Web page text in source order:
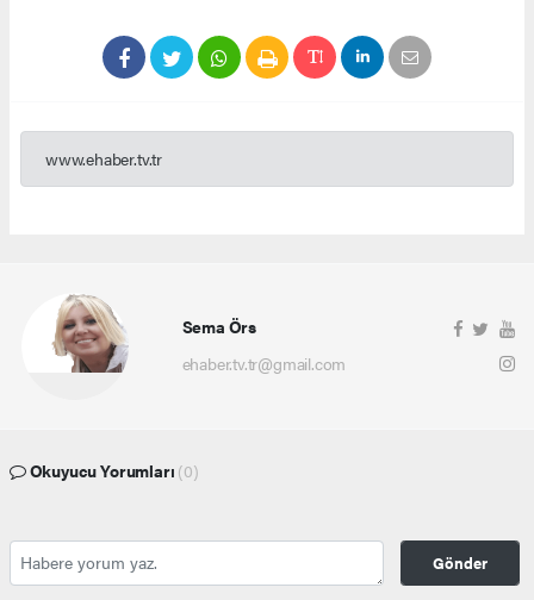
www.ehaber.tv.tr
Sema Örs
ehaber.tv.tr@gmail.com
Okuyucu Yorumları (0)
Gönder